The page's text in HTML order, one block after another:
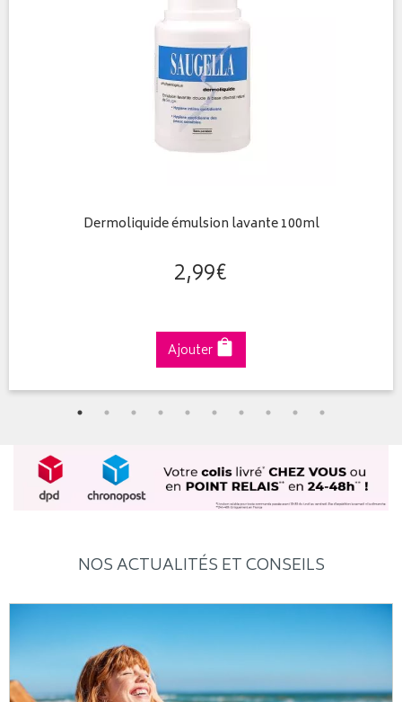
Dermoliquide émulsion lavante 100ml
2,99€
Ajouter
NOS ACTUALITÉS ET CONSEILS